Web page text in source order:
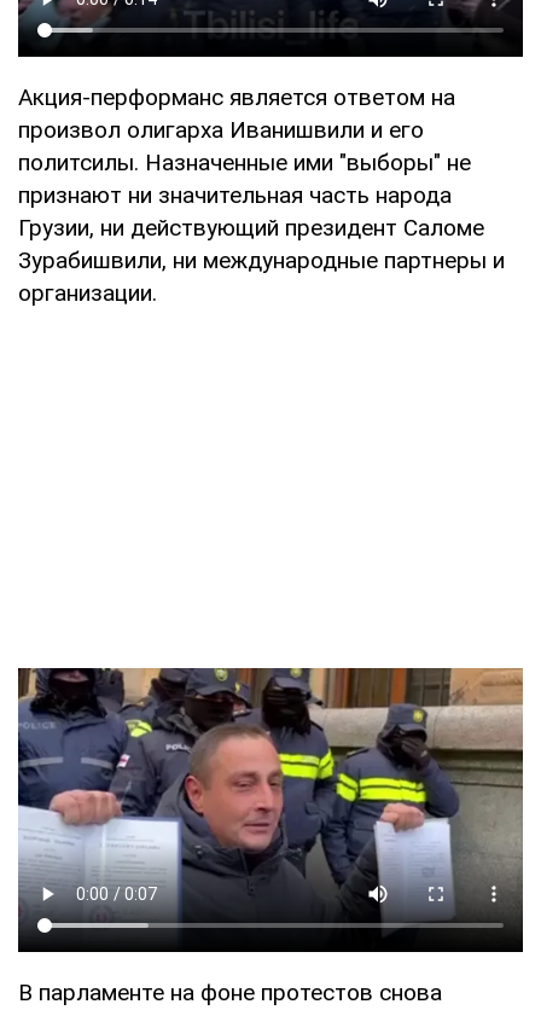
Акция-перформанс является ответом на
произвол олигарха Иванишвили и его
политсилы. Назначенные ими "выборы" не
признают ни значительная часть народа
Грузии, ни действующий президент Саломе
Зурабишвили, ни международные партнеры и
организации.
В парламенте на фоне протестов снова